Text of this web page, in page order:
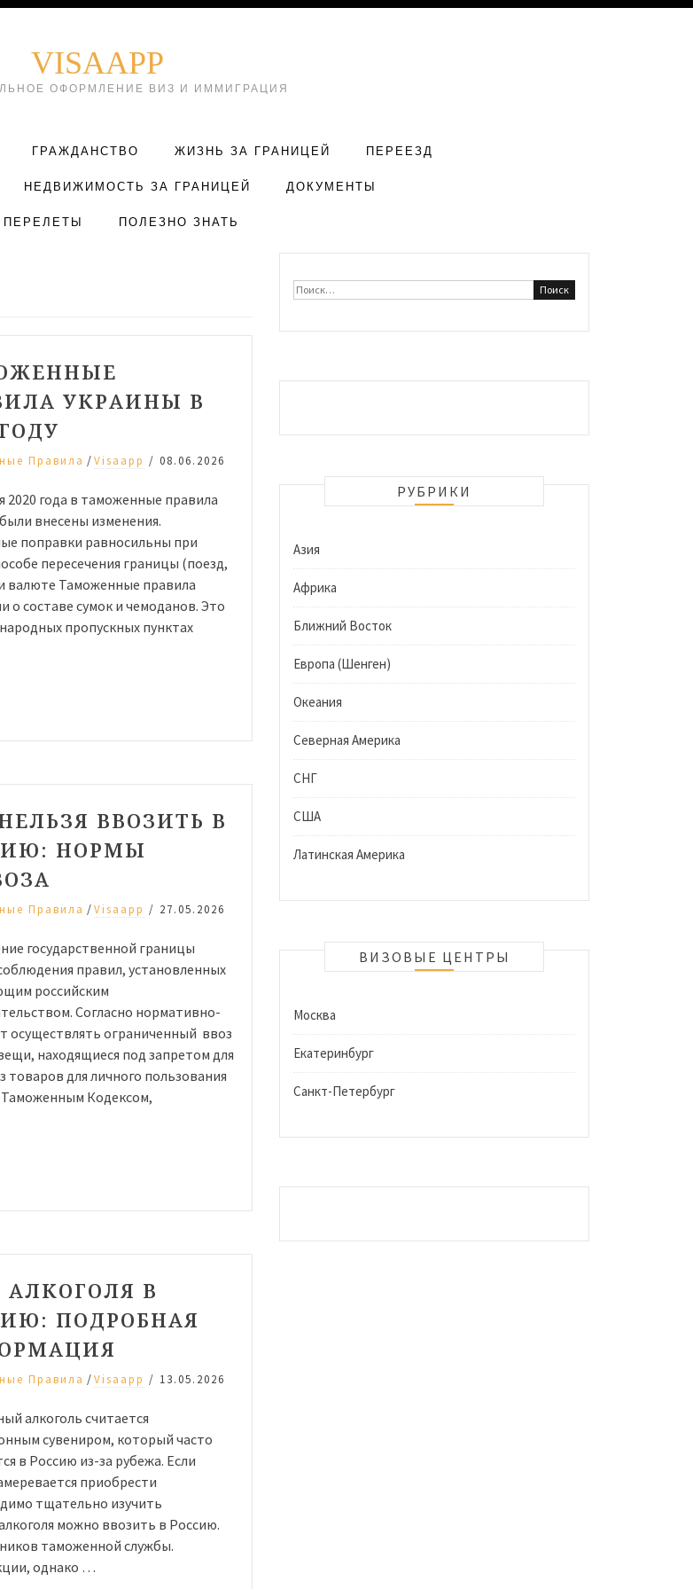
VISAAPP
ОФОРМЛЕНИЕ ВИЗ И ИММИГРАЦИЯ
ГРАЖДАНСТВО ЖИЗНЬ ЗА ГРАНИЦЕЙ ПЕРЕЕЗД
НЕДВИЖИМОСТЬ ЗА ГРАНИЦЕЙ ДОКУМЕНТЫ
ПЕРЕЛЕТЫ ПОЛЕЗНО ЗНАТЬ
УКРАИНЫ В
Правила /Visaapp / 08.06.2026
2020 года в таможенные правила
внесены изменения.
поправки равносильны при
пересечения границы (поезд,
валюте Таможенные правила
составе сумок и чемоданов. Это
пропускных пунктах
ВВОЗИТЬ В
НОРМЫ
Правила /Visaapp / 27.05.2026
государственной границы
правил, установленных
российским
Согласно нормативно-
осуществлять ограниченный ввоз
находящиеся под запретом для
для личного пользования
Кодексом,
АЛКОГОЛЯ В
ПОДРОБНАЯ
Правила /Visaapp / 13.05.2026
алкоголь считается
сувениром, который часто
в Россию из-за рубежа. Если
приобрести
тщательно изучить
можно ввозить в Россию.
таможенной службы.
однако …
Найти:
РУБРИКИ
Азия
Африка
Ближний Восток
Европа (Шенген)
Океания
Северная Америка
СНГ
США
Латинская Америка
ВИЗОВЫЕ ЦЕНТРЫ
Москва
Екатеринбург
Санкт-Петербург